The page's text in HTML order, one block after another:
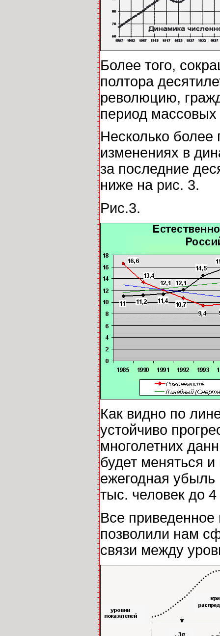
Более того,
полтора
революцию,
период
Несколько более
изменениях в
за последние
ниже на рис. 3.
Рис.3.
Как видно по
устойчиво
многолетних
будет меняться
ежегодная убыль
тыс. человек до
Все
позволили нам
связи между